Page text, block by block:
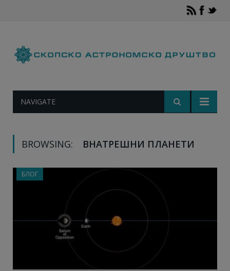
NAVIGATE
BROWSING: ВНАТРЕШНИ ПЛАНЕТИ
БЛОГ